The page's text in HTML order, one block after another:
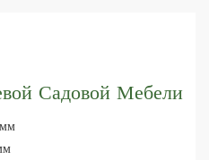
Садовой Мебели